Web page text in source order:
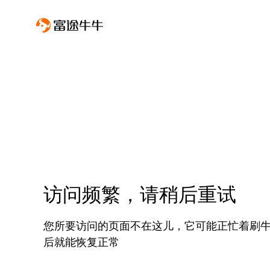
访问频繁，请稍后重试
您所要访问的页面不在这儿，它可能正忙着刷
后就能恢复正常